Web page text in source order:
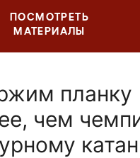
ПОСМОТРЕТЬ
МАТЕРИАЛЫ
планку
чем